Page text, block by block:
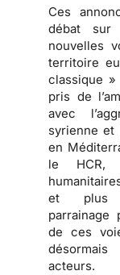
Ces
débat sur
nouvelles
territoire
classique
pris de
avec
syrienne et
en
le HCR,
et plus
parrainage
de ces
acteurs.